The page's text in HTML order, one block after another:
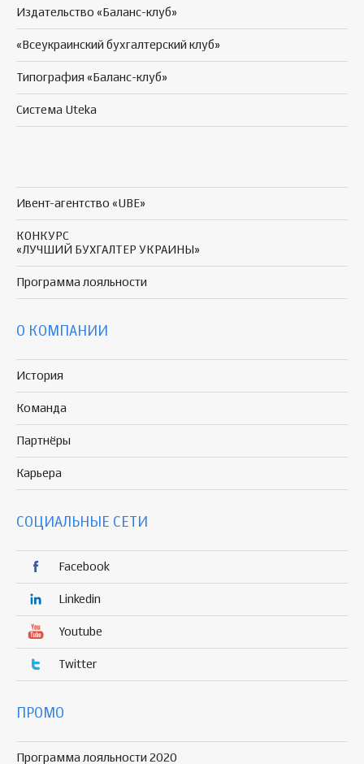
Издательство «Баланс-клуб»
«Всеукраинский бухгалтерский клуб»
Типография «Баланс-клуб»
Система Uteka
Ивент-агентство «UBE»
КОНКУРС
«ЛУЧШИЙ БУХГАЛТЕР УКРАИНЫ»
Программа лояльности
О КОМПАНИИ
История
Команда
Партнёры
Карьера
СОЦИАЛЬНЫЕ СЕТИ
Facebook
Linkedin
Youtube
Twitter
ПРОМО
Программа лояльности 2020